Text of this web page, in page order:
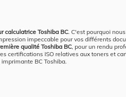
calculatrice Toshiba BC. C'est pourquoi
impeccable pour vos différents
qualité Toshiba BC, pour un rendu
ISO relatives aux toners et
BC Toshiba.